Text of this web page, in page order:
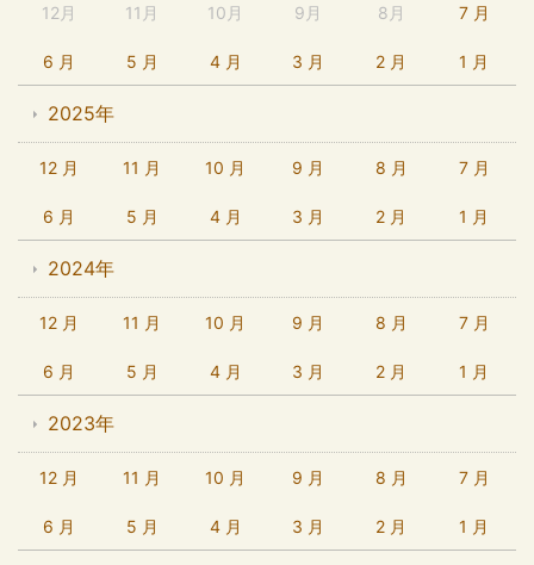
12月 11月 10月 9月 8月 7 月
6 月 5 月 4 月 3 月 2 月 1 月
2025年
12 月 11 月 10 月 9 月 8 月 7 月
6 月 5 月 4 月 3 月 2 月 1 月
2024年
12 月 11 月 10 月 9 月 8 月 7 月
6 月 5 月 4 月 3 月 2 月 1 月
2023年
12 月 11 月 10 月 9 月 8 月 7 月
6 月 5 月 4 月 3 月 2 月 1 月